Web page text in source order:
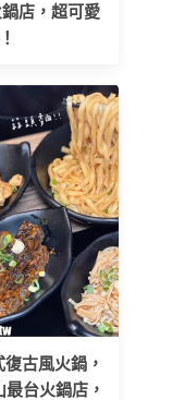
店，超可愛
古風火鍋，
台火鍋店，